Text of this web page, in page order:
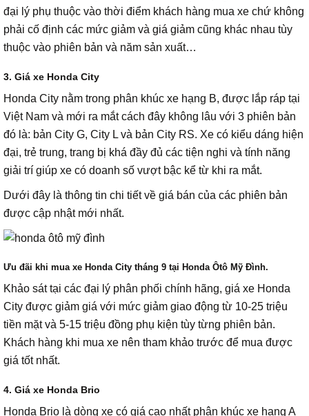
đại lý phụ thuộc vào thời điểm khách hàng mua xe chứ không
phải cố định các mức giảm và giá giảm cũng khác nhau tùy
thuộc vào phiên bản và năm sản xuất…
3. Giá xe Honda City
Honda City nằm trong phân khúc xe hạng B, được lắp ráp tại
Việt Nam và mới ra mắt cách đây không lâu với 3 phiên bản
đó là: bản City G, City L và bản City RS. Xe có kiểu dáng hiện
đại, trẻ trung, trang bị khá đầy đủ các tiện nghi và tính năng
giải trí giúp xe có doanh số vượt bậc kể từ khi ra mắt.
Dưới đây là thông tin chi tiết về giá bán của các phiên bản
được cập nhật mới nhất.
Ưu đãi khi mua xe Honda City tháng 9 tại Honda Ôtô Mỹ Đình.
Khảo sát tại các đại lý phân phối chính hãng, giá xe Honda
City được giảm giá với mức giảm giao động từ 10-25 triệu
tiền mặt và 5-15 triệu đồng phụ kiện tùy từng phiên bản.
Khách hàng khi mua xe nên tham khảo trước để mua được
giá tốt nhất.
4. Giá xe Honda Brio
Honda Brio là dòng xe có giá cao nhất phân khúc xe hạng A